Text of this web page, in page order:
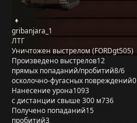
gribanjara_1
ЛТГ
Уничтожен выстрелом (FORDgt505)
Произведено выстрелов12
прямых попаданий/пробитий8/6
осколочно-фугасных повреждений0
Нанесение урона1093
с дистанции свыше 300 м736
Получено попаданий15
пробитий3